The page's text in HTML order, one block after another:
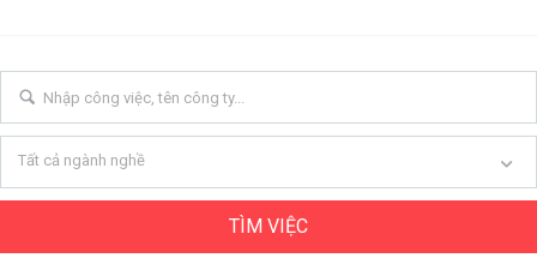
Tất cả ngành nghề